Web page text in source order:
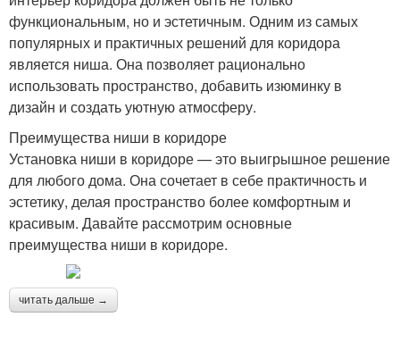
функциональным, но и эстетичным. Одним из самых
популярных и практичных решений для коридора
является ниша. Она позволяет рационально
использовать пространство, добавить изюминку в
дизайн и создать уютную атмосферу.
Преимущества ниши в коридоре
Установка ниши в коридоре — это выигрышное решение
для любого дома. Она сочетает в себе практичность и
эстетику, делая пространство более комфортным и
красивым. Давайте рассмотрим основные
преимущества ниши в коридоре.
читать дальше →